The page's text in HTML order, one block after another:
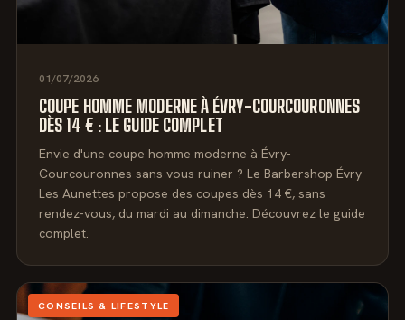
01/07/2026
COUPE HOMME MODERNE À ÉVRY-COURCOURONNES
DÈS 14 € : LE GUIDE COMPLET
Envie d'une coupe homme moderne à Évry-
Courcouronnes sans vous ruiner ? Le Barbershop Évry
Les Aunettes propose des coupes dès 14 €, sans
rendez-vous, du mardi au dimanche. Découvrez le guide
complet.
CONSEILS & LIFESTYLE